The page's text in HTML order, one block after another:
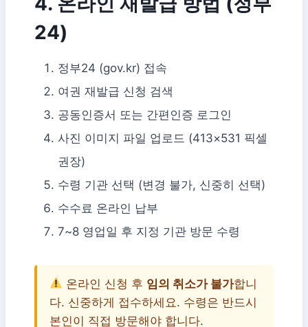
24)
정부24 (gov.kr) 접속
여권 재발급 신청 검색
공동인증서 또는 간편인증 로그인
사진 이미지 파일 업로드 (413×531 픽셀
권장)
수령 기관 선택 (변경 불가, 신중히 선택)
수수료 온라인 납부
7~8 영업일 후 지정 기관 방문 수령
온라인 신청 후 임의 취소가 불가합니
다. 신중하게 접수하세요. 수령은 반드시
본인이 직접 방문해야 합니다.